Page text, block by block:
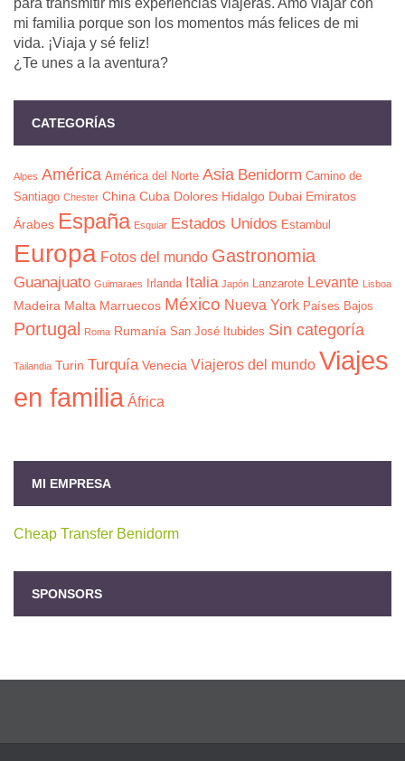
mi familia porque son los momentos más felices de mi
vida. ¡Viaja y sé feliz!
¿Te unes a la aventura?
CATEGORÍAS
Alpes América América del Norte Asia Benidorm Camino de
Santiago Chester China Cuba Dolores Hidalgo Dubai Emiratos
Árabes España Esquiar Estados Unidos Estambul
Europa Fotos del mundo Gastronomia
Guanajuato Guimaraes Irlanda Italia Japón Lanzarote Levante Lisboa
Madeira Malta Marruecos México Nueva York Países Bajos
Portugal Roma Rumanía San José Itubides Sin categoría
Tailandia Turin Turquía Venecia Viajeros del mundo Viajes
en familia África
MI EMPRESA
Cheap Transfer Benidorm
SPONSORS